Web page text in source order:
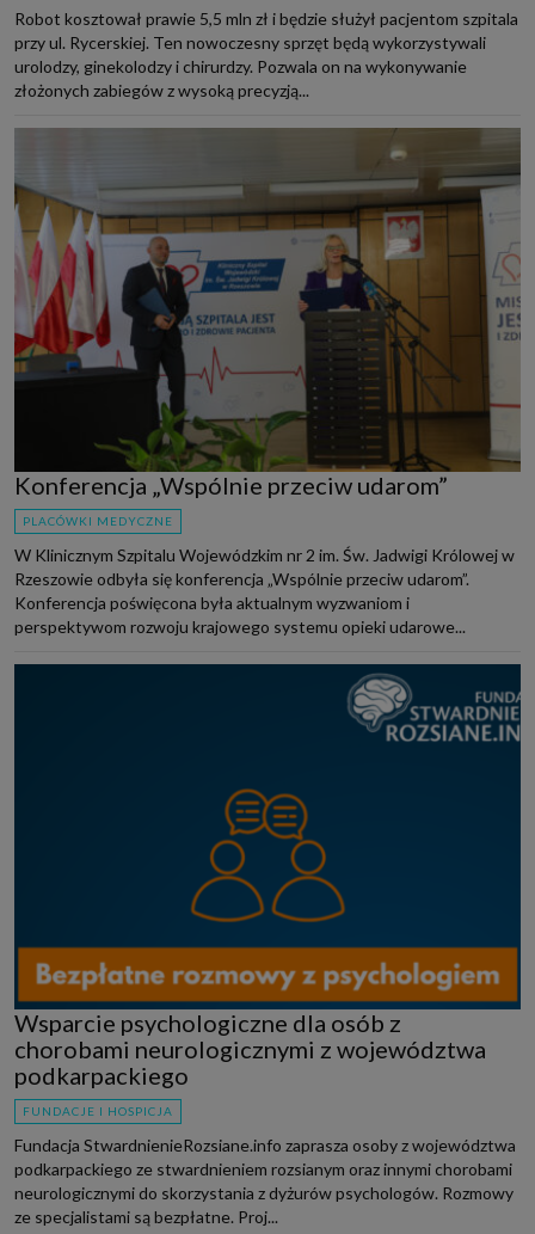
Robot kosztował prawie 5,5 mln zł i będzie służył pacjentom szpitala
przy ul. Rycerskiej. Ten nowoczesny sprzęt będą wykorzystywali
urolodzy, ginekolodzy i chirurdzy. Pozwala on na wykonywanie
złożonych zabiegów z wysoką precyzją...
Konferencja „Wspólnie przeciw udarom”
PLACÓWKI MEDYCZNE
W Klinicznym Szpitalu Wojewódzkim nr 2 im. Św. Jadwigi Królowej w
Rzeszowie odbyła się konferencja „Wspólnie przeciw udarom”.
Konferencja poświęcona była aktualnym wyzwaniom i
perspektywom rozwoju krajowego systemu opieki udarowe...
Wsparcie psychologiczne dla osób z
chorobami neurologicznymi z województwa
podkarpackiego
FUNDACJE I HOSPICJA
Fundacja StwardnienieRozsiane.info zaprasza osoby z województwa
podkarpackiego ze stwardnieniem rozsianym oraz innymi chorobami
neurologicznymi do skorzystania z dyżurów psychologów. Rozmowy
ze specjalistami są bezpłatne. Proj...